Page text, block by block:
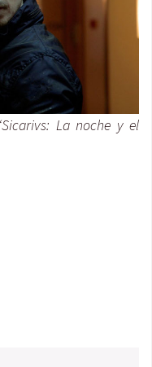
La noche y el